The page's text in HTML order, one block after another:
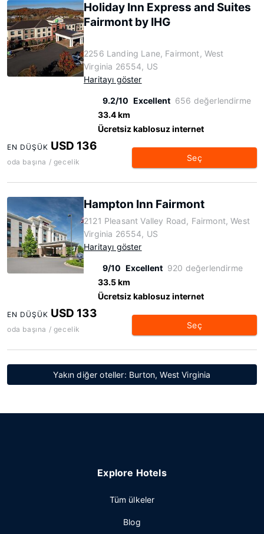
Holiday Inn Express and Suites
Fairmont by IHG
2256 Landing Lane, Fairmont, West
Virginia 26554, US
Haritayı göster
9.2/10 Excellent 656 değerlendirme
33.4 km
Ücretsiz kablosuz internet
EN DÜŞÜK USD 136
oda başına / gecelik Seç
Hampton Inn Fairmont
2121 Pleasant Valley Road, Fairmont, West
Virginia 26554, US
Haritayı göster
9/10 Excellent 920 değerlendirme
33.5 km
Ücretsiz kablosuz internet
EN DÜŞÜK USD 133
oda başına / gecelik Seç
Yakın diğer oteller: Burton, West Virginia
Explore Hotels
Tüm ülkeler
Blog